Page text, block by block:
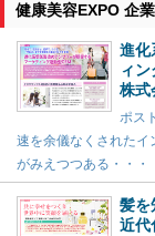
健康美容EXPO 企
進化
ィン
株式
ポス
速を余儀なくされたイ
がみえつつある・・・
髪を
近代